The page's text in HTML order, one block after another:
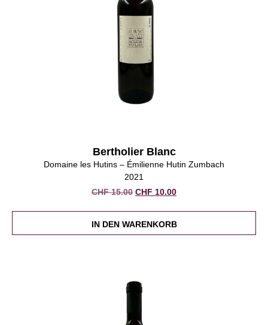
Bertholier Blanc
Domaine les Hutins – Émilienne Hutin Zumbach
2021
CHF15.00 Ursprünglicher
CHF 15.00
CHF 10.00Aktueller
CHF 10.00.
IN DEN WARENKORB